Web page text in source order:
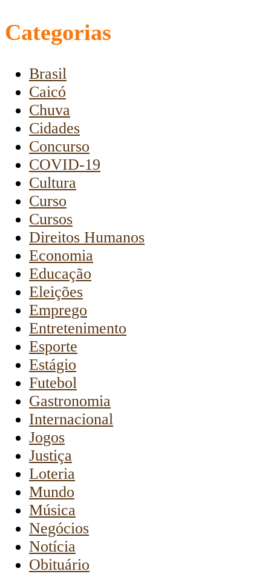
Categorias
Brasil
Caicó
Chuva
Cidades
Concurso
COVID-19
Cultura
Curso
Cursos
Direitos Humanos
Economia
Educação
Eleições
Emprego
Entretenimento
Esporte
Estágio
Futebol
Gastronomia
Internacional
Jogos
Justiça
Loteria
Mundo
Música
Negócios
Notícia
Obituário